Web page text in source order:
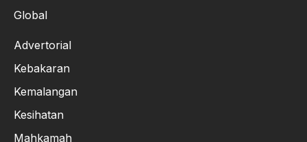
Global
Advertorial
Kebakaran
Kemalangan
Kesihatan
Mahkamah